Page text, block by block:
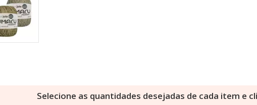
Selecione as quantidades desejadas de cada item e